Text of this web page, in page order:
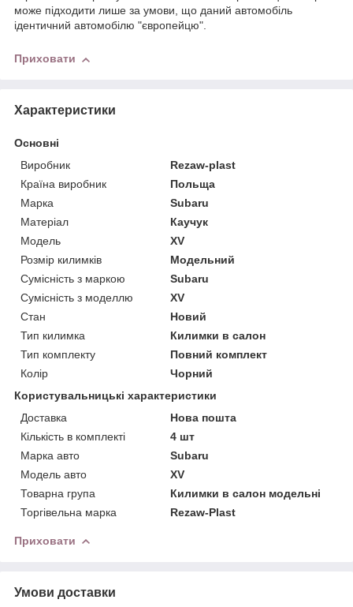
може підходити лише за умови, що даний автомобіль
ідентичний автомобілю "європейцю".
Приховати
Характеристики
Основні
Виробник
Rezaw-plast
Країна виробник
Польща
Марка
Subaru
Матеріал
Каучук
Модель
XV
Розмір килимків
Модельний
Сумісність з маркою
Subaru
Сумісність з моделлю
XV
Стан
Новий
Тип килимка
Килимки в салон
Тип комплекту
Повний комплект
Колір
Чорний
Користувальницькі характеристики
Доставка
Нова пошта
Кількість в комплекті
4 шт
Марка авто
Subaru
Модель авто
XV
Товарна група
Килимки в салон модельні
Торгівельна марка
Rezaw-Plast
Приховати
Умови доставки